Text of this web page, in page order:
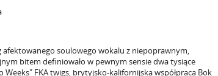
afektowanego soulowego wokalu z niepoprawnym,
bitem definiowało w pewnym sensie dwa tysiące
Weeks" FKA twigs, brytyjsko-kalifornijska współpraca Bok